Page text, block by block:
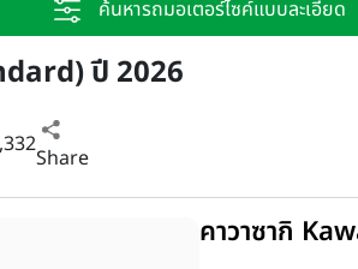
ค้นหารถมอเตอร์ไซค์แบบละเอียด
ปี 2026
Share
คาวาซากิ